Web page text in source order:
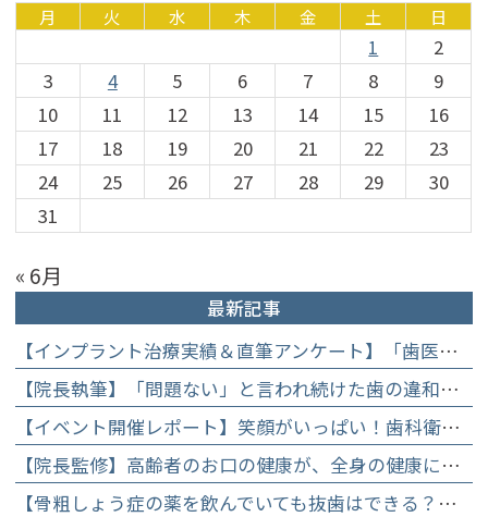
月 火 水 木 金 土 日
1
2
3
4 5 6 7 8
9
10
11 12 13 14 15
16
17
18 19 20 21 22
23
24
25 26 27 28 29
30
31
« 6月
最新記事
【インプラント治療実績＆直筆アンケート】「歯医者が怖かった」トラウマを乗り越えて。70歳・介護士女性が手に入れた「晴れ晴れとした笑顔」と人生を支える噛み合わせ】
【院長執筆】「問題ない」と言われ続けた歯の違和感……60代女性が「80歳で20本の自前の歯」を守るために選んだ精密総合治療の全貌
【イベント開催レポート】笑顔がいっぱい！歯科衛生士×管理栄養士がお届けする「親子で楽しむむし歯になりにくいお菓子作り体験」】
【院長監修】高齢者のお口の健康が、全身の健康につながる理由。生涯おいしく食べるための「口内環境検査」とオーダーメイド予防】
【骨粗しょう症の薬を飲んでいても抜歯はできる？】顎骨壊死を防ぐために大切な口腔管理について